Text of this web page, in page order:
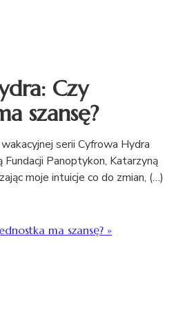
Czy
szansę?
serii Cyfrowa Hydra
Panoptykon, Katarzyną
moje intuicje co do zmian, (…)
ma szansę? »